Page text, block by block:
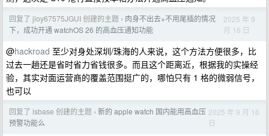
回复了 jioy67575JGUI 创建的主题 › 肉身不出去+不用尾插的情况
下，成功开通 watchOS 26 的高血压通知功能
2025 年 9
月 16 日
@hackroad 至少对身处深圳/珠海的人来说，这个方法方便很多，比
过去一趟还是省时省力省钱很多。而且这个距离近，根据我的实操经
验，其实对面运营商的覆盖范围挺广的，哪怕只有 1 格的微弱信号，
也可以
回复了 isbase 创建的主题 › 新的 apple watch 国内能用高血压
预警功能么
2025 年 9 月 16
日